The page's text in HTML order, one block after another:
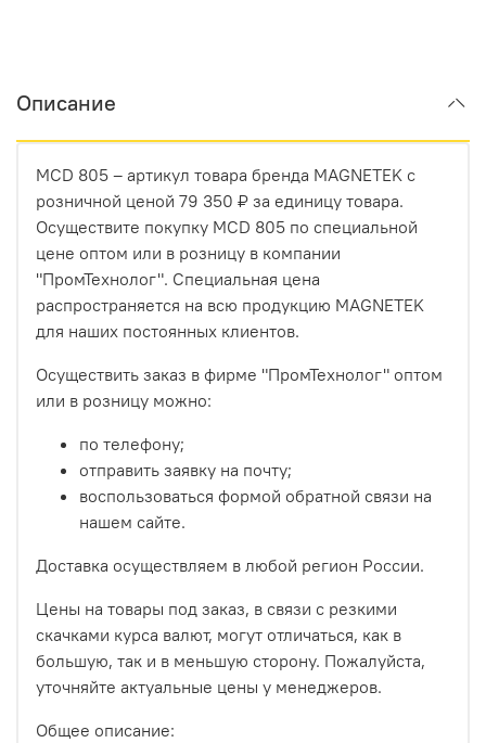
Описание
MCD 805 – артикул товара бренда MAGNETEK с
розничной ценой 79 350 ₽ за единицу товара.
Осуществите покупку MCD 805 по специальной
цене оптом или в розницу в компании
"ПромТехнолог". Специальная цена
распространяется на всю продукцию MAGNETEK
для наших постоянных клиентов.
Осуществить заказ в фирме "ПромТехнолог" оптом
или в розницу можно:
по телефону;
отправить заявку на почту;
воспользоваться формой обратной связи на
нашем сайте.
Доставка осуществляем в любой регион России.
Цены на товары под заказ, в связи с резкими
скачками курса валют, могут отличаться, как в
большую, так и в меньшую сторону. Пожалуйста,
уточняйте актуальные цены у менеджеров.
Общее описание: